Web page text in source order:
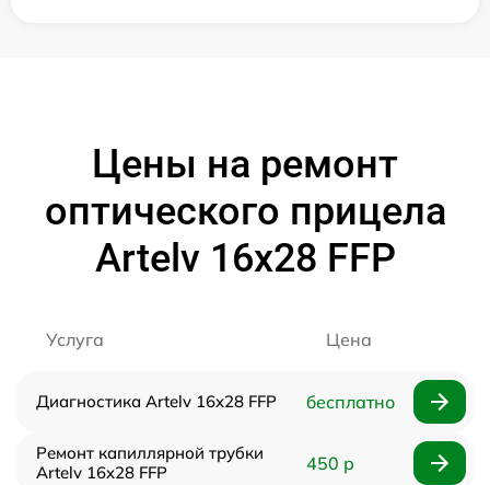
Цены на ремонт
оптического прицела
Artelv 16x28 FFP
Услуга Цена
Диагностика Artelv 16x28 FFP бесплатно
Ремонт капиллярной трубки
Artelv 16x28 FFP
450 р